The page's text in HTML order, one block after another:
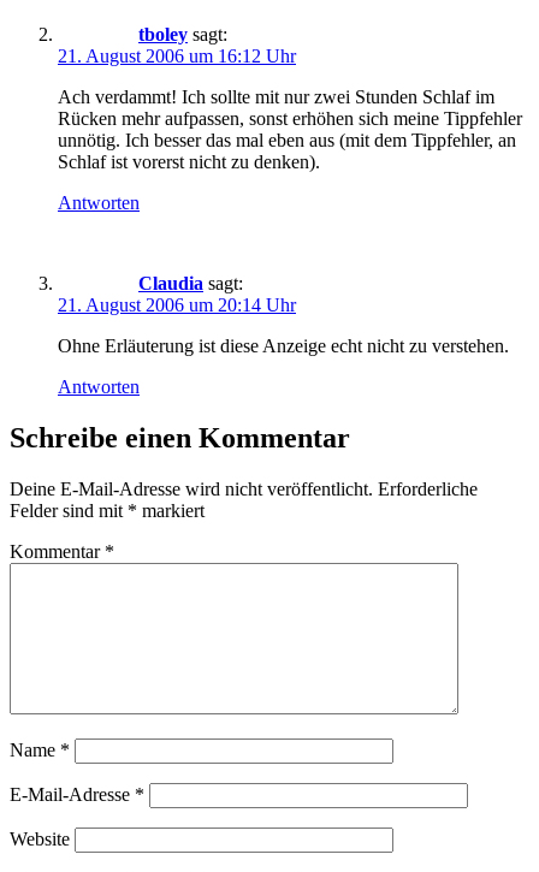
tboley sagt:
21. August 2006 um 16:12 Uhr
Ach verdammt! Ich sollte mit nur zwei Stunden Schlaf im
Rücken mehr aufpassen, sonst erhöhen sich meine Tippfehler
unnötig. Ich besser das mal eben aus (mit dem Tippfehler, an
Schlaf ist vorerst nicht zu denken).
Antworten
Claudia sagt:
21. August 2006 um 20:14 Uhr
Ohne Erläuterung ist diese Anzeige echt nicht zu verstehen.
Antworten
Schreibe einen Kommentar
Deine E-Mail-Adresse wird nicht veröffentlicht. Erforderliche
Felder sind mit * markiert
Kommentar *
Name *
E-Mail-Adresse *
Website